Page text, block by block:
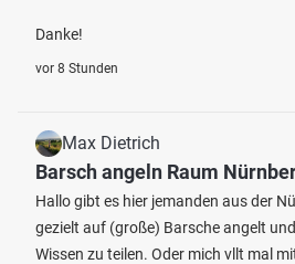
Danke!
vor 8 Stunden
Max Dietrich
Barsch angeln Raum
Hallo gibt es hier jemanden aus der
gezielt auf (große) Barsche angelt
Wissen zu teilen. Oder mich vllt mal